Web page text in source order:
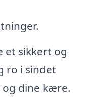
et sikkert og
ro i sindet
og dine kære.